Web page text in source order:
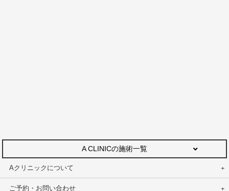
A CLINICの施術一覧
Aクリニックについて
ご予約・お問い合わせ